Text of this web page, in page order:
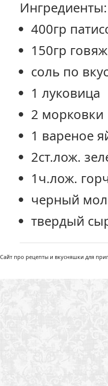
Ингредиенты:
400гр
150гр
соль по
1 луковица
2 морковки
1 вареное
2ст.лож.
1ч.лож.
черный
твердый
Сайт про рецепты и вкусняшки для